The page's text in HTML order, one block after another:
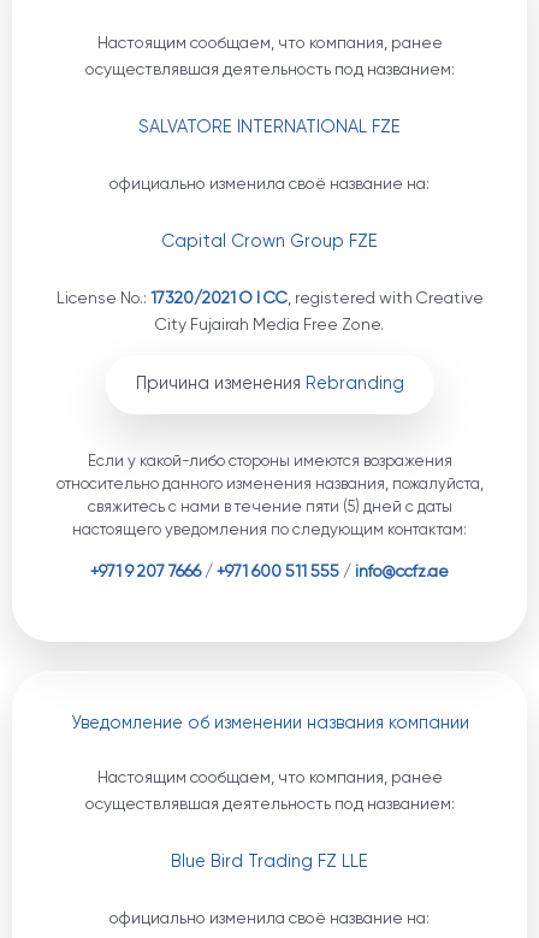
Настоящим сообщаем, что компания, ранее
осуществлявшая деятельность под названием:
SALVATORE INTERNATIONAL FZE
официально изменила своё название на:
Capital Crown Group FZE
License No.: 17320/2021 O I CC, registered with Creative
City Fujairah Media Free Zone.
Причина изменения Rebranding
Если у какой-либо стороны имеются возражения
относительно данного изменения названия, пожалуйста,
свяжитесь с нами в течение пяти (5) дней с даты
настоящего уведомления по следующим контактам:
+971 9 207 7666/ +971 600 511 555 / info@ccfz.ae
Уведомление об изменении названия компании
Настоящим сообщаем, что компания, ранее
осуществлявшая деятельность под названием:
Blue Bird Trading FZ LLE
официально изменила своё название на: